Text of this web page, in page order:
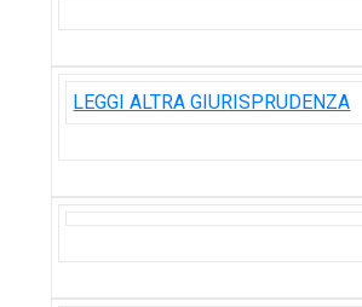
LEGGI ALTRA GIURISPRUDENZA